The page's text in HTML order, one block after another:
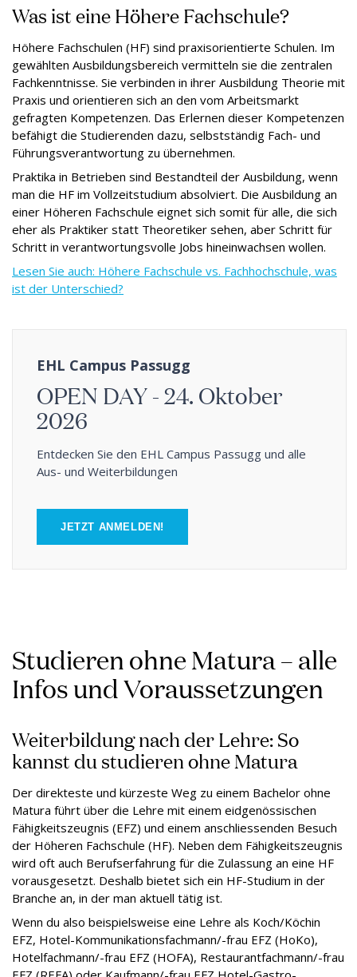
Was ist eine Höhere Fachschule?
Höhere Fachschulen (HF) sind praxisorientierte Schulen. Im
gewählten Ausbildungsbereich vermitteln sie die zentralen
Fachkenntnisse. Sie verbinden in ihrer Ausbildung Theorie mit
Praxis und orientieren sich an den vom Arbeitsmarkt
gefragten Kompetenzen. Das Erlernen dieser Kompetenzen
befähigt die Studierenden dazu, selbstständig Fach- und
Führungsverantwortung zu übernehmen.
Praktika in Betrieben sind Bestandteil der Ausbildung, wenn
man die HF im Vollzeitstudium absolviert. Die Ausbildung an
einer Höheren Fachschule eignet sich somit für alle, die sich
eher als Praktiker statt Theoretiker sehen, aber Schritt für
Schritt in verantwortungsvolle Jobs hineinwachsen wollen.
Lesen Sie auch: Höhere Fachschule vs. Fachhochschule, was
ist der Unterschied?
EHL Campus Passugg
OPEN DAY - 24. Oktober
2026
Entdecken Sie den EHL Campus Passugg und alle
Aus- und Weiterbildungen
JETZT ANMELDEN!
Studieren ohne Matura – alle
Infos und Voraussetzungen
Weiterbildung nach der Lehre: So
kannst du studieren ohne Matura
Der direkteste und kürzeste Weg zu einem Bachelor ohne
Matura führt über die Lehre mit einem eidgenössischen
Fähigkeitszeugnis (EFZ) und einem anschliessenden Besuch
der Höheren Fachschule (HF). Neben dem Fähigkeitszeugnis
wird oft auch Berufserfahrung für die Zulassung an eine HF
vorausgesetzt. Deshalb bietet sich ein HF-Studium in der
Branche an, in der man aktuell tätig ist.
Wenn du also beispielsweise eine Lehre als Koch/Köchin
EFZ, Hotel-Kommunikationsfachmann/-frau EFZ (HoKo),
Hotelfachmann/-frau EFZ (HOFA), Restaurantfachmann/-frau